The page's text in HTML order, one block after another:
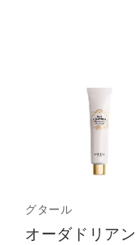
グタール
オーダドリア